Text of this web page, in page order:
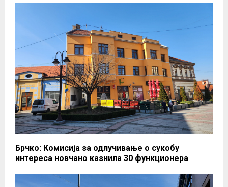
Брчко: Комисија за одлучивање о сукобу
интереса новчано казнила 30 функционера